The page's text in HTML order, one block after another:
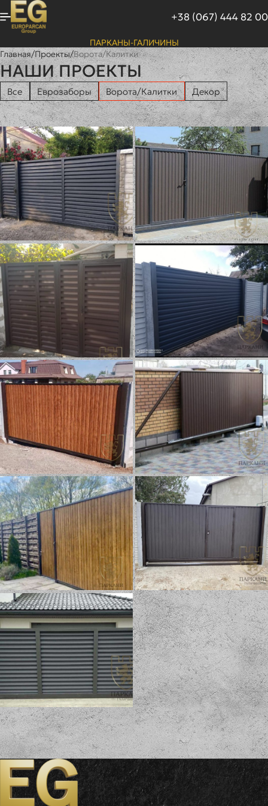
+38 (067) 444 82 00
ПАРКАНЫ-ГАЛИЧИНЫ
Главная/Проекты/Ворота/Калитки
НАШИ ПРОЕКТЫ
Все Еврозаборы Ворота/Калитки Декор
Откатные ворота
«Жалюзи» с калиткой
на 3-х столбах
Откатные ворота
«Профлист» с
врезной калиткой
Распашные ворота
«Жалюзи» с врезной
калиткой
Откатные ворота
«Профлист»
Откатные ворота
«Профлист»
Откатные ворота
«Профлист» с 2-х
сторонней зашивкой
Откатные ворота
«Профлист» с
калиткой
Откатные ворота
«Профлист» с
врезной калиткой
Откатные ворота
«Жалюзи»